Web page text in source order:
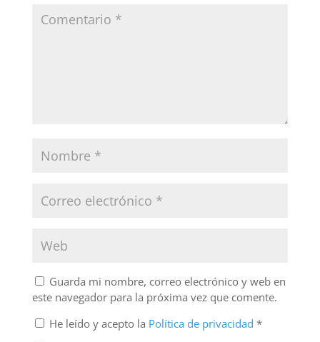
Guarda mi nombre, correo electrónico y web en
este navegador para la próxima vez que comente.
He leído y acepto la Política de privacidad *